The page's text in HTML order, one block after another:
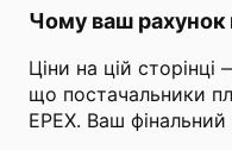
Чому ваш рахунок
Ціни на цій
що постачальники
EPEX. Ваш